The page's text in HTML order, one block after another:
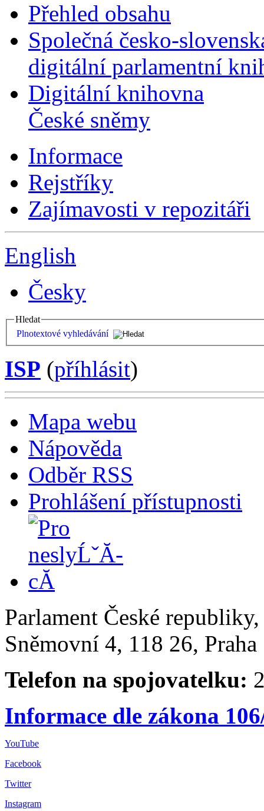
Přehled obsahu
Společná česko-
digitální parlamentní
Digitální knihovna
České sněmy
Informace
Rejstříky
Zajímavosti v repozitáři
English
Česky
Hledat
Plnotextové vyhledávání
ISP (příhlásit)
Mapa webu
Nápověda
Odběr RSS
Prohlášení přístupnosti
Parlament České
Sněmovní 4, 118 26,
Telefon na spojovatelku:
Informace dle zákona
YouTube
Facebook
Twitter
Instagram